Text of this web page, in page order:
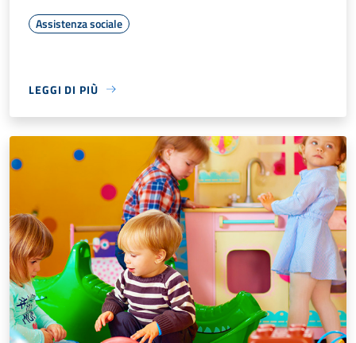
Assistenza sociale
LEGGI DI PIÙ